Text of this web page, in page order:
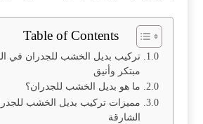
Table of Contents
تركيب بديل الخشب للجدران في
مبتكر وأنيق
ما هو بديل الخشب للجدران؟
مميزات تركيب بديل الخشب
الشارقة